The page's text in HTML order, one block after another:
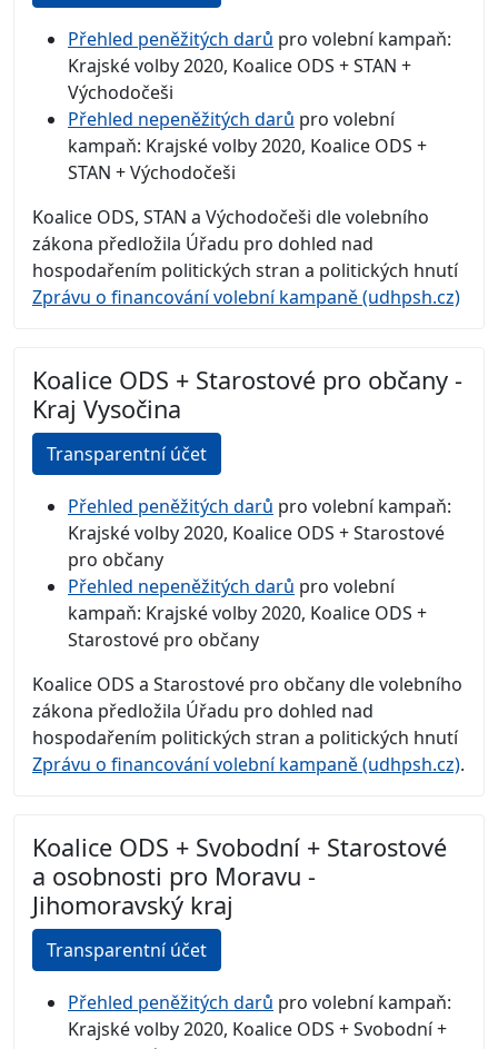
Přehled peněžitých darů pro volební kampaň:
Krajské volby 2020, Koalice ODS + STAN +
Východočeši
Přehled nepeněžitých darů pro volební
kampaň: Krajské volby 2020, Koalice ODS +
STAN + Východočeši
Koalice ODS, STAN a Východočeši dle volebního
zákona předložila Úřadu pro dohled nad
hospodařením politických stran a politických hnutí
Zprávu o financování volební kampaně (udhpsh.cz)
Koalice ODS + Starostové pro občany -
Kraj Vysočina
Transparentní účet
Přehled peněžitých darů pro volební kampaň:
Krajské volby 2020, Koalice ODS + Starostové
pro občany
Přehled nepeněžitých darů pro volební
kampaň: Krajské volby 2020, Koalice ODS +
Starostové pro občany
Koalice ODS a Starostové pro občany dle volebního
zákona předložila Úřadu pro dohled nad
hospodařením politických stran a politických hnutí
Zprávu o financování volební kampaně (udhpsh.cz).
Koalice ODS + Svobodní + Starostové
a osobnosti pro Moravu -
Jihomoravský kraj
Transparentní účet
Přehled peněžitých darů pro volební kampaň:
Krajské volby 2020, Koalice ODS + Svobodní +